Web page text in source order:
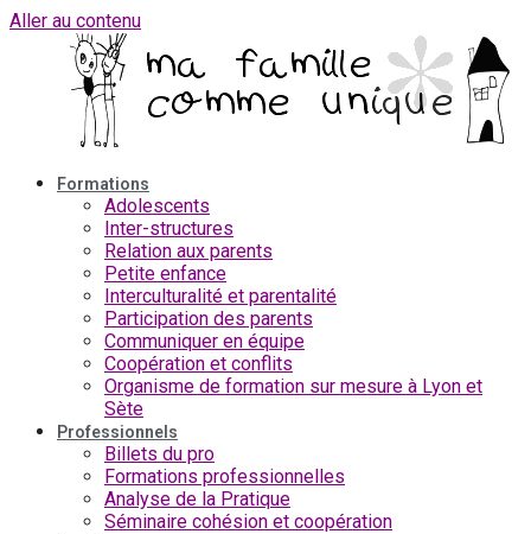
Aller au contenu
Formations
Adolescents
Inter-structures
Relation aux parents
Petite enfance
Interculturalité et parentalité
Participation des parents
Communiquer en équipe
Coopération et conflits
Organisme de formation sur mesure à Lyon et
Sète
Professionnels
Billets du pro
Formations professionnelles
Analyse de la Pratique
Séminaire cohésion et coopération